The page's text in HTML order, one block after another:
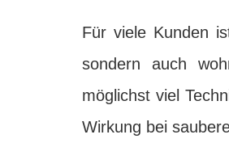
Für viele Kunden
sondern auch
möglichst viel
Wirkung bei